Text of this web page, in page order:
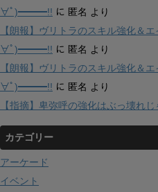
∀ﾟ)━━━!! に 匿名 より
【朗報】ヴリトラのスキル強化＆
∀ﾟ)━━━!! に 匿名 より
【朗報】ヴリトラのスキル強化＆
∀ﾟ)━━━!! に 匿名 より
【指摘】卑弥呼の強化はぶっ壊れじ
カテゴリー
アーケード
イベント